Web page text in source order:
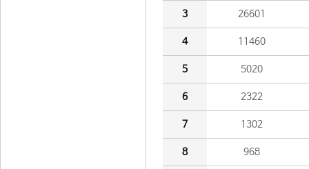
3 26601
4 11460
5 5020
6 2322
7 1302
8 968